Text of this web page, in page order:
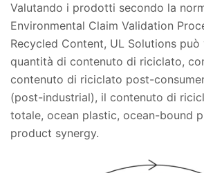
Valutando i prodotti secondo la
Environmental Claim Validation
Recycled Content, UL Solutions può
quantità di contenuto di riciclato,
contenuto di riciclato post-
(post-industrial), il contenuto di
totale, ocean plastic, ocean-bound
product synergy.